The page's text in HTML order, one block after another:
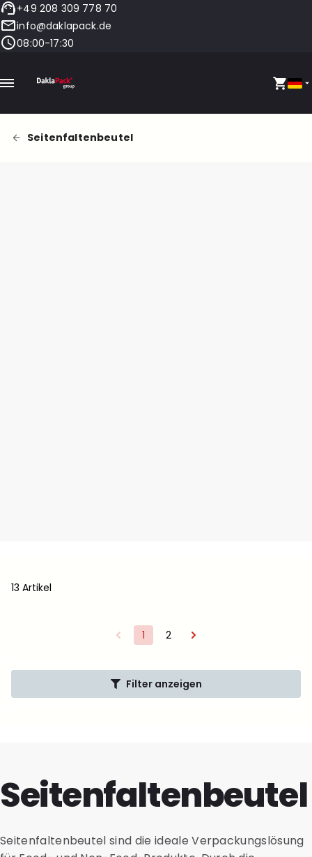
+49 208 309 778 70
info@daklapack.de
08:00-17:30
Seitenfaltenbeutel
13 Artikel
1 2
Filter anzeigen
Seitenfaltenbeutel
Seitenfaltenbeutel sind die ideale Verpackungslösung